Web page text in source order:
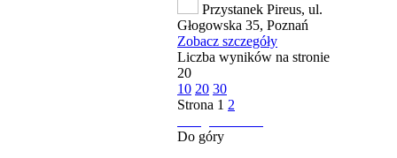
Przystanek Pireus, ul.
Głogowska 35, Poznań
Zobacz szczegóły
Liczba wyników na stronie
20
10 20 30
Strona 1 2
Do góry